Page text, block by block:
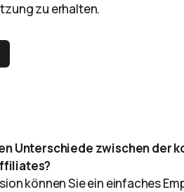
zu erhalten.
Unterschiede zwischen der
können Sie ein einfaches